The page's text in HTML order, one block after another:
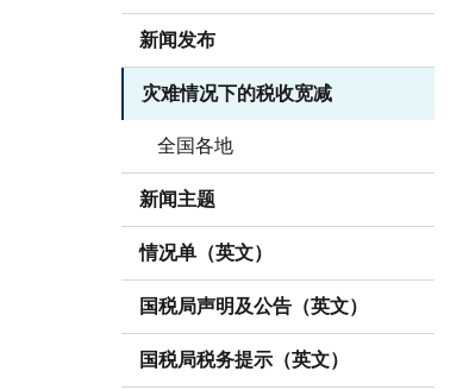
新闻发布
灾难情况下的税收宽减
全国各地
新闻主题
情况单（英文）
国税局声明及公告（英文）
国税局税务提示（英文）